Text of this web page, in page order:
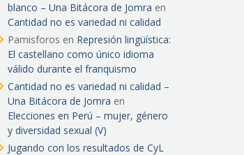
blanco – Una Bitácora de Jomra en
Cantidad no es variedad ni calidad
Pamisforos en Represión lingüística:
El castellano como único idioma
válido durante el franquismo
Cantidad no es variedad ni calidad –
Una Bitácora de Jomra en
Elecciones en Perú – mujer, género
y diversidad sexual (V)
Jugando con los resultados de CyL